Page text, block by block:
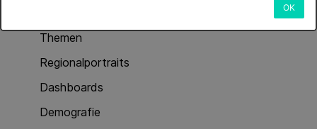
OK
Themen
Regionalportraits
Dashboards
Demografie